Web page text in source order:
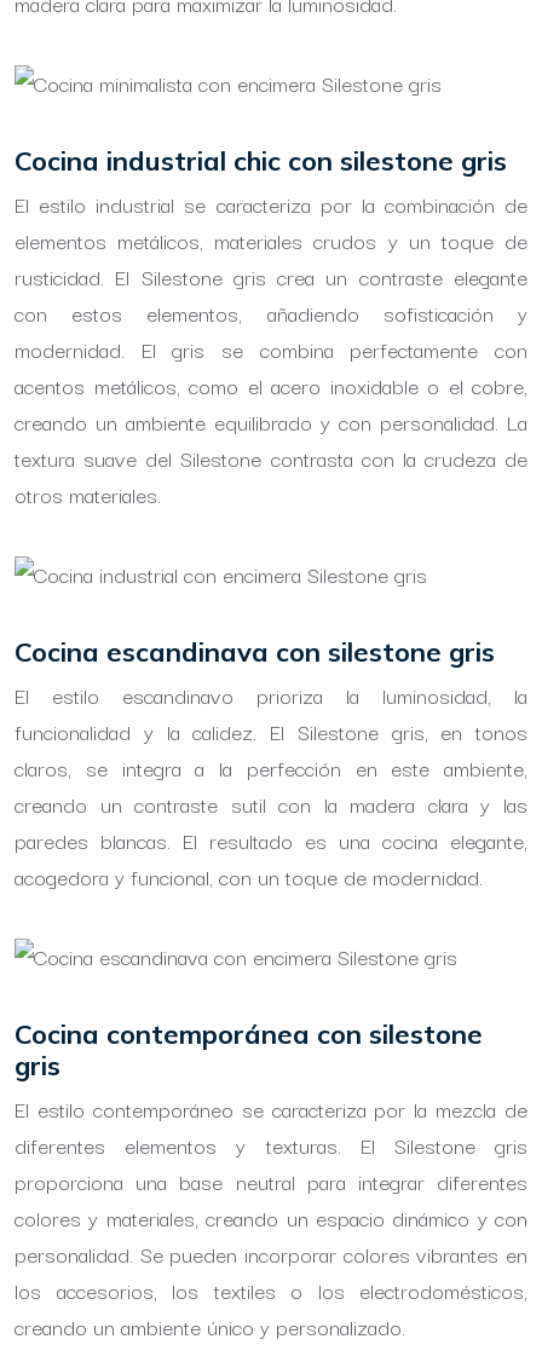
Cocina industrial chic con silestone gris
El estilo industrial se caracteriza por la combinación de
elementos metálicos, materiales crudos y un toque de
rusticidad. El Silestone gris crea un contraste elegante
con estos elementos, añadiendo sofisticación y
modernidad. El gris se combina perfectamente con
acentos metálicos, como el acero inoxidable o el cobre,
creando un ambiente equilibrado y con personalidad. La
textura suave del Silestone contrasta con la crudeza de
otros materiales.
Cocina escandinava con silestone gris
El estilo escandinavo prioriza la luminosidad, la
funcionalidad y la calidez. El Silestone gris, en tonos
claros, se integra a la perfección en este ambiente,
creando un contraste sutil con la madera clara y las
paredes blancas. El resultado es una cocina elegante,
acogedora y funcional, con un toque de modernidad.
Cocina contemporánea con silestone
gris
El estilo contemporáneo se caracteriza por la mezcla de
diferentes elementos y texturas. El Silestone gris
proporciona una base neutral para integrar diferentes
colores y materiales, creando un espacio dinámico y con
personalidad. Se pueden incorporar colores vibrantes en
los accesorios, los textiles o los electrodomésticos,
creando un ambiente único y personalizado.